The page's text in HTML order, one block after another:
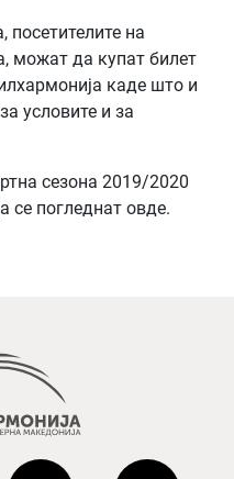
посетителите на
можат да купат билет
каде што и
условите и за
сезона 2019/2020
се погледнат овде.